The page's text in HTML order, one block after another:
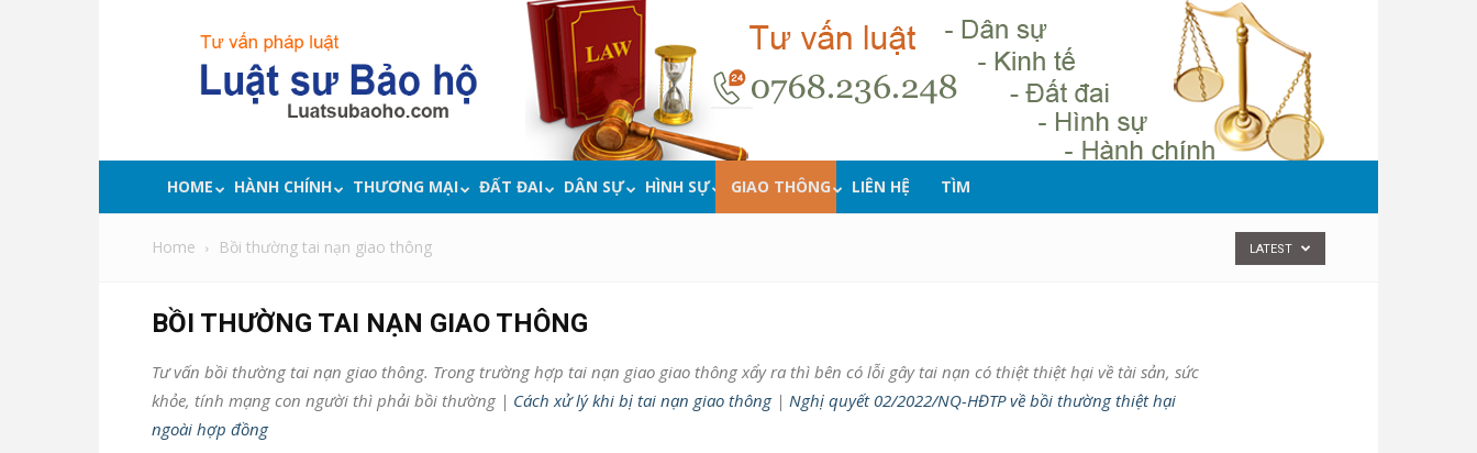
Luật
bảo
lợi,
tư
luật
HOME HÀNH CHÍNH THƯƠNG MẠI ĐẤT ĐAI DÂN SỰ HÌNH SỰ GIAO THÔNG LIÊN HỆ TÌM
Home Bồi thường tai nạn giao thông LATEST
BỒI THƯỜNG TAI NẠN GIAO THÔNG
Tư vấn bồi thường tai nạn giao thông. Trong trường hợp tai nạn giao giao thông xẩy ra thì bên có lỗi gây tai nạn có thiệt thiệt hại về tài sản, sức
khỏe, tính mạng con người thì phải bồi thường | Cách xử lý khi bị tai nạn giao thông| Nghị quyết 02/2022/NQ-HĐTP về bồi thường thiệt hại
ngoài hợp đồng